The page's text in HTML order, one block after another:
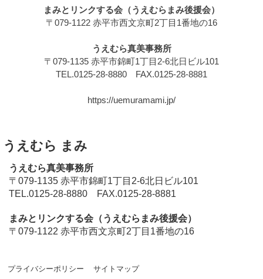
まみとリンクする会（うえむらまみ後援会）
〒079-1122 赤平市西文京町2丁目1番地の16
うえむら真美事務所
〒079-1135 赤平市錦町1丁目2-6北日ビル101
TEL.0125-28-8880 FAX.0125-28-8881
https://uemuramami.jp/
うえむら まみ
うえむら真美事務所
〒079-1135 赤平市錦町1丁目2-6北日ビル101
TEL.0125-28-8880 FAX.0125-28-8881
まみとリンクする会（うえむらまみ後援会）
〒079-1122 赤平市西文京町2丁目1番地の16
プライバシーポリシー サイトマップ